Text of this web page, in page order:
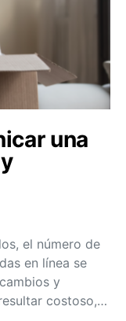
una
el número de
en línea se
y
costoso,…